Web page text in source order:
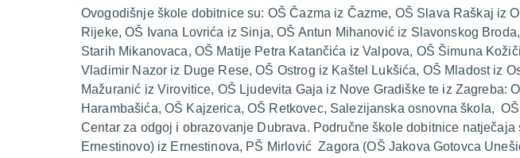
Ovogodišnje škole dobitnice su: OŠ Čazma iz Čazme, OŠ Slava Raškaj iz
Rijeke, OŠ Ivana Lovrića iz Sinja, OŠ Antun Mihanović iz Slavonskog
Starih Mikanovaca, OŠ Matije Petra Katančića iz Valpova, OŠ Šimuna
Vladimir Nazor iz Duge Rese, OŠ Ostrog iz Kaštel Lukšića, OŠ Mladost iz
Mažuranić iz Virovitice, OŠ Ljudevita Gaja iz Nove Gradiške te iz Zagreba:
Harambašića, OŠ Kajzerica, OŠ Retkovec, Salezijanska osnovna škola,
Centar za odgoj i obrazovanje Dubrava. Područne škole dobitnice natječaja
Ernestinovo) iz Ernestinova, PŠ Mirlović Zagora (OŠ Jakova Gotovca